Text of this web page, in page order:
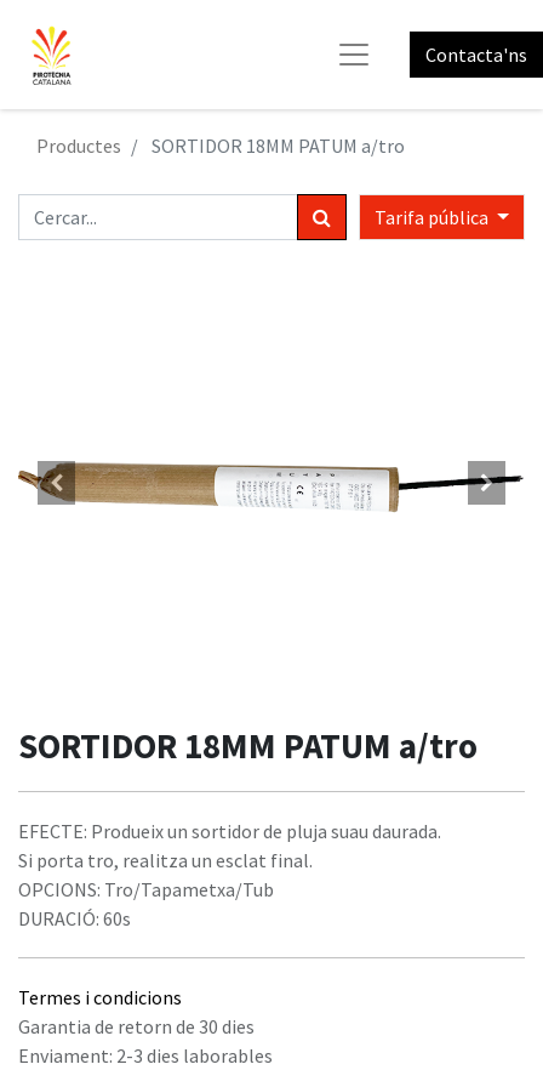
Contacta'ns
Productes SORTIDOR 18MM PATUM a/tro
Tarifa pública
SORTIDOR 18MM PATUM a/tro
EFECTE: Produeix un sortidor de pluja suau daurada.
Si porta tro, realitza un esclat final.
OPCIONS: Tro/Tapametxa/Tub
DURACIÓ: 60s
Termes i condicions
Garantia de retorn de 30 dies
Enviament: 2-3 dies laborables